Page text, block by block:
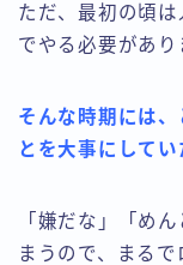
ただ、最初の頃
でやる必要があり
そんな時期には
とを大事にしてい
「嫌だな」「め
まうので、まる